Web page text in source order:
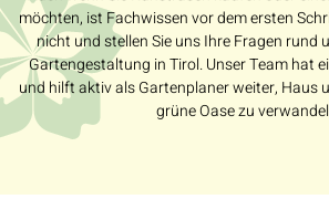
möchten, ist Fachwissen vor dem ersten
nicht und stellen Sie uns Ihre Fragen rund
Gartengestaltung in Tirol. Unser Team hat
und hilft aktiv als Gartenplaner weiter, Haus
grüne Oase zu